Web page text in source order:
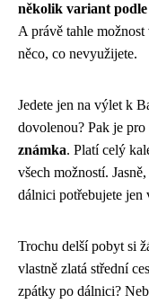
několik variant
A právě tahle
něco, co nevyužijete.
Jedete jen na výlet k
dovolenou? Pak je pro
známka. Platí celý
všech možností.
dálnici potřebujete
Trochu delší pobyt si
vlastně zlatá střední
zpátky po dálnici?